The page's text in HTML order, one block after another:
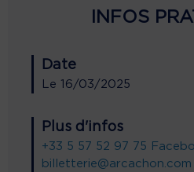
INFOS
Date
Le 16/03/2025
Plus d'infos
+33 5 57 52 97 75
billetterie@arcachon.com